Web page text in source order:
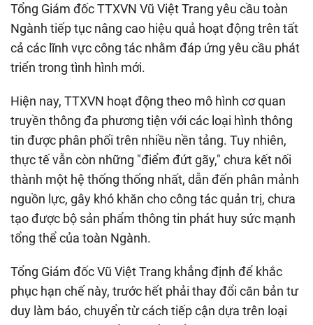
Tổng Giám đốc TTXVN Vũ Việt Trang yêu cầu toàn
Ngành tiếp tục nâng cao hiệu quả hoạt động trên tất
cả các lĩnh vực công tác nhằm đáp ứng yêu cầu phát
triển trong tình hình mới.
Hiện nay, TTXVN hoạt động theo mô hình cơ quan
truyền thông đa phương tiện với các loại hình thông
tin được phân phối trên nhiều nền tảng. Tuy nhiên,
thực tế vẫn còn những "điểm đứt gãy," chưa kết nối
thành một hệ thống thống nhất, dẫn đến phân mảnh
nguồn lực, gây khó khăn cho công tác quản trị, chưa
tạo được bộ sản phẩm thông tin phát huy sức mạnh
tổng thể của toàn Ngành.
Tổng Giám đốc Vũ Việt Trang khẳng định để khắc
phục hạn chế này, trước hết phải thay đổi căn bản tư
duy làm báo, chuyển từ cách tiếp cận dựa trên loại